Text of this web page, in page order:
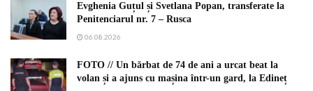
Evghenia Guțul și Svetlana Popan, transferate la
Penitenciarul nr. 7 – Rusca
06.08.2026
FOTO // Un bărbat de 74 de ani a urcat beat la
volan și a ajuns cu mașina într-un gard, la Edineț